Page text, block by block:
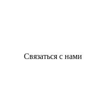
Связаться с нами